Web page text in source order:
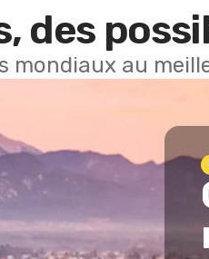
des
mondiaux au